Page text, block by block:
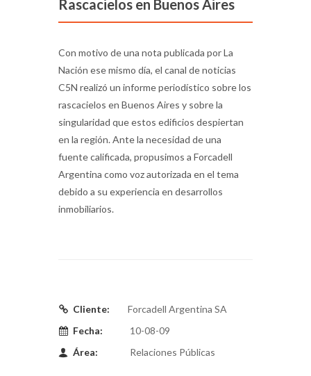
Rascacielos en Buenos Aires
Con motivo de una nota publicada por La
Nación ese mismo día, el canal de noticias
C5N realizó un informe periodístico sobre los
rascacielos en Buenos Aires y sobre la
singularidad que estos edificios despiertan
en la región. Ante la necesidad de una
fuente calificada, propusimos a Forcadell
Argentina como voz autorizada en el tema
debido a su experiencia en desarrollos
inmobiliarios.
Cliente:
Forcadell Argentina SA
Fecha:
10-08-09
Área:
Relaciones Públicas